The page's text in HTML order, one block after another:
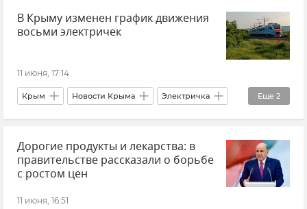
Топливо Топливо в Крыму
В Крыму изменен график движения
восьми электричек
11 июня, 17:14
Еще 2
Крым Новости Крыма Электричка
ЮППК "Южная пригородная пассажирская компания"
Железные дороги Крыма
Дорогие продукты и лекарства: в
правительстве рассказали о борьбе
с ростом цен
11 июня, 16:51